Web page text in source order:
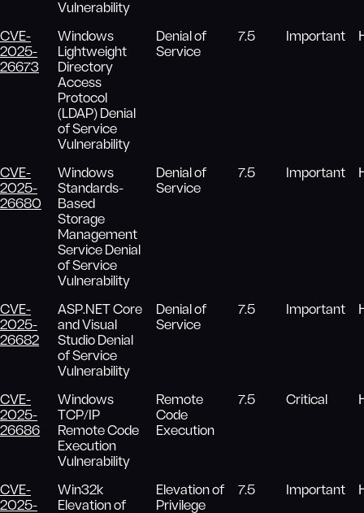
Vulnerability
CVE-
2025-
26673
Windows
Lightweight
Directory
Access
Protocol
(LDAP) Denial
of Service
Vulnerability
Denial of
Service
7.5 Important
CVE-
2025-
26680
Windows
Standards-
Based
Storage
Management
Service Denial
of Service
Vulnerability
Denial of
Service
7.5 Important
CVE-
2025-
26682
ASP.NET Core
and Visual
Studio Denial
of Service
Vulnerability
Denial of
Service
7.5 Important
CVE-
2025-
26686
Windows
TCP/IP
Remote Code
Execution
Vulnerability
Remote
Code
Execution
7.5 Critical
CVE-
2025-
Win32k
Elevation of
Elevation of
Privilege
7.5 Important